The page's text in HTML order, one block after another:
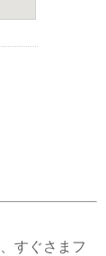
すぐさまフ